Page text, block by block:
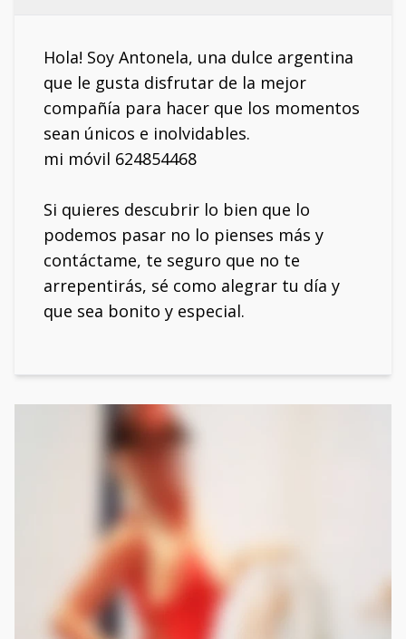
Hola! Soy Antonela, una dulce argentina
que le gusta disfrutar de la mejor
compañía para hacer que los momentos
sean únicos e inolvidables.
mi móvil 624854468
Si quieres descubrir lo bien que lo
podemos pasar no lo pienses más y
contáctame, te seguro que no te
arrepentirás, sé como alegrar tu día y
que sea bonito y especial.